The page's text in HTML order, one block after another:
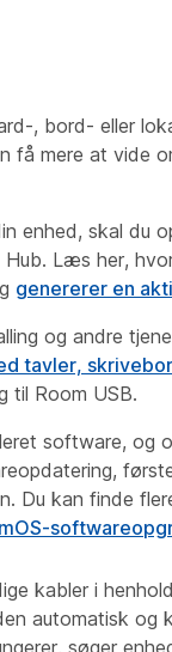
, bord- eller
få mere at vide
enhed, skal du
Læs her,
genererer en
og andre
tavler,
til Room USB.
software, og
Du kan finde
kabler i
automatisk og
søger